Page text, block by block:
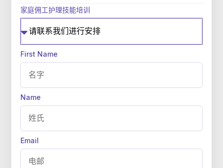
家庭佣工护理技能培训
First Name
Name
Email